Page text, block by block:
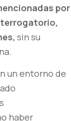
por
sin su
un entorno de
haber